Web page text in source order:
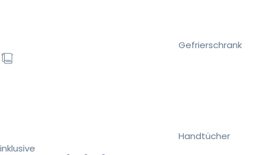
Gefrierschrank
Handtücher
inklusive